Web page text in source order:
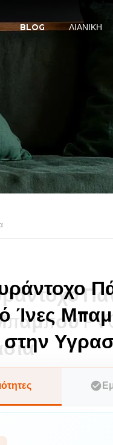
BLOG ΛΙΑΝΙΚΉ
Ίνες
στην